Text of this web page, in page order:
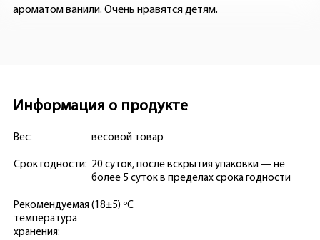
ароматом ванили. Очень нравятся детям.
Информация о продукте
Вес: весовой товар
Срок годности: 20 суток, после вскрытия упаковки — не
более 5 суток в пределах срока годности
Рекомендуемая
температура
хранения:
(18±5) ºС